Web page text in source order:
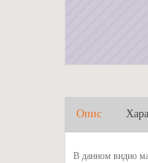
Опис
В данном видио